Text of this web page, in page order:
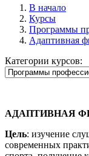
В начало
Курсы
Программы
Адаптивная
Категории курсов:
АДАПТИВНАЯ
Цель: изучение
современных